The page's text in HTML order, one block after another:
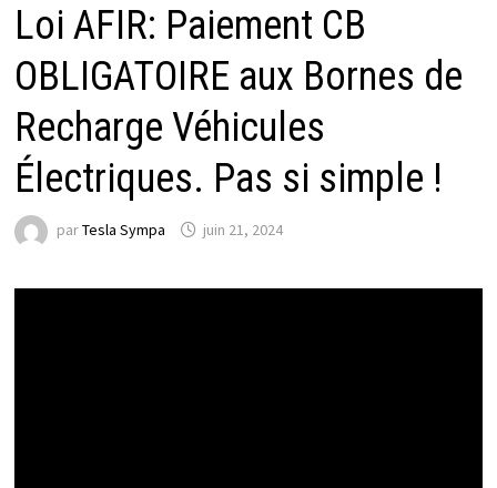
Loi AFIR: Paiement CB
OBLIGATOIRE aux Bornes de
Recharge Véhicules
Électriques. Pas si simple !
parTesla Sympa juin 21, 2024